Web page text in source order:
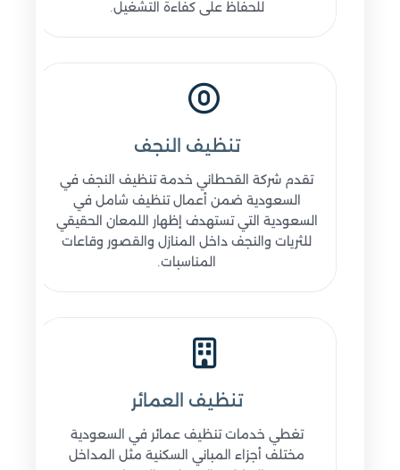
للحفاظ على كفاءة التشغيل.
تنظيف النجف
تقدم شركة القحطاني خدمة تنظيف النجف في
السعودية ضمن أعمال تنظيف شامل في
السعودية التي تستهدف إظهار اللمعان الحقيقي
للثريات والنجف داخل المنازل والقصور وقاعات
المناسبات.
تنظيف العمائر
تغطي خدمات تنظيف عمائر في السعودية
مختلف أجزاء المباني السكنية مثل المداخل